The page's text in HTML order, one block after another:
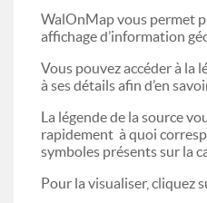
WalOnMap vous permet
affichage d’information
Vous pouvez accéder à la
à ses détails afin d’en
La légende de la source
rapidement à quoi
symboles présents sur la
Pour la visualiser, cliquez